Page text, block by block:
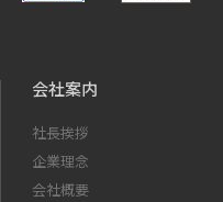
会社案内
社長挨拶
企業理念
会社概要